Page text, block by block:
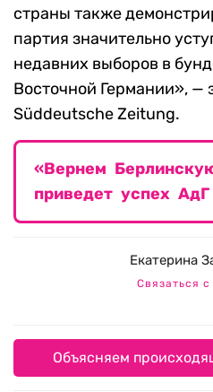
страны также
партия значительно
недавних выборов в
Восточной Германии», —
Süddeutsche Zeitung.
«Вернем
приведет успех
Екатерина
Связаться
Объясняем